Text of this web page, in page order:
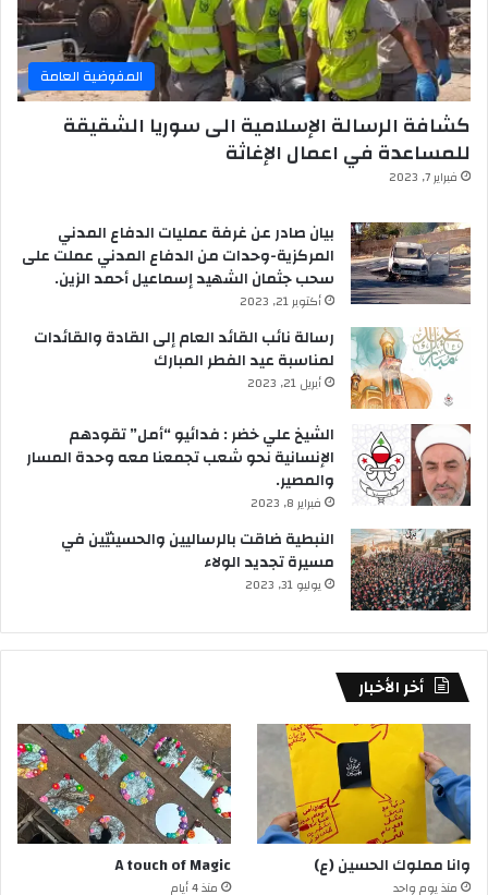
المفوضية العامة
كشافة الرسالة الإسلامية الى سوريا الشقيقة
للمساعدة في اعمال الإغاثة
فبراير 7, 2023
بيان صادر عن غرفة عمليات الدفاع المدني
المركزية-وحدات من الدفاع المدني عملت على
سحب جثمان الشهيد إسماعيل أحمد الزين.
أكتوبر 21, 2023
رسالة نائب القائد العام إلى القادة والقائدات
لمناسبة عيد الفطر المبارك
أبريل 21, 2023
الشيخ علي خضر : فدائيو “أمل” تقودهم
الإنسانية نحو شعب تجمعنا معه وحدة المسار
والمصير.
فبراير 8, 2023
النبطية ضاقت بالرساليين والحسينيّين في
مسيرة تجديد الولاء
يوليو 31, 2023
أخر الأخبار
وانا مملوك الحسين (ع)
منذ يوم واحد
A touch of Magic
منذ 4 أيام